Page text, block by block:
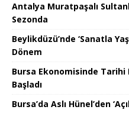
Antalya Muratpaşalı
Sezonda
Beylikdüzü’nde ‘Sanatla
Dönem
Bursa Ekonomisinde Tarihi
Başladı
Bursa’da Aslı Hünel’den